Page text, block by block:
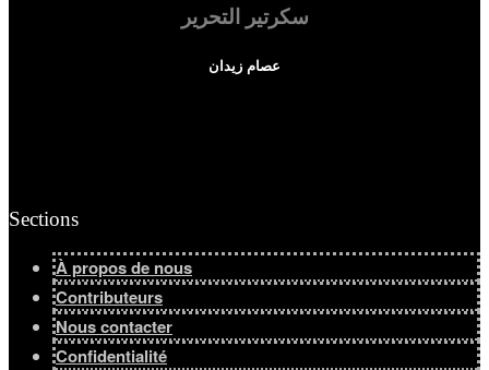
سكرتير التحرير
عصام زيدان
Sections
À propos de nous
Contributeurs
Nous contacter
Confidentialité